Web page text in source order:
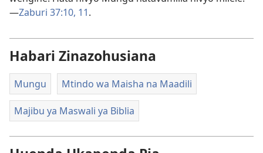
—Zaburi 37:10, 11.
Habari Zinazohusiana
Mungu Mtindo wa Maisha na Maadili
Majibu ya Maswali ya Biblia